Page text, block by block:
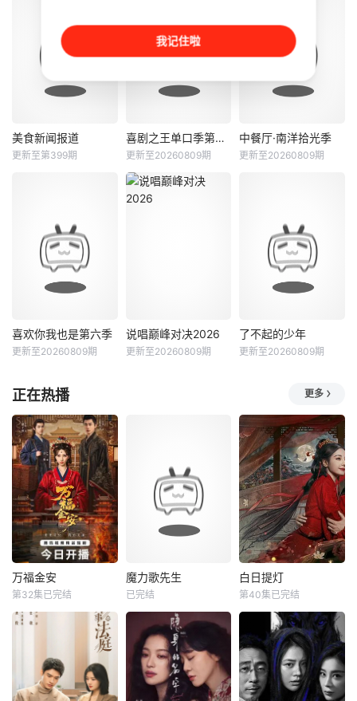
爱意直行”为核心主
题，聚焦真诚直白
的新式恋爱，告别
动小屋，见证单身
热播综艺免费在线
观看】
症，以深入淺出的
方式道出頑疾成
因、病理機制、最
方法【嘿叭电影-热
華、林秀怡、梁凱
晴化身「重症調查
搜羅線索、證物、
證人，務求
电影免费在线观
看】一季，新玩
法，厨艺展示全新
味将持续上演，每
的美味暴击了！
美食新闻报道
食，特色佳餚、貼
地料理受到識飲識
食之人的密切關
注！黃婉曼、蔡雪
瑩、倪嘉雯、黃嘉
持，緊貼最新飲食
情報與優惠，深入
羅超人氣食店
美食新闻报道
更新至第399期
喜剧之王单口季第三季
黄渤
节目将延续从小人
的生命力站上舞
台，他们不设限不
喜剧之王单口季第三季
更新至20260809期
中餐厅·南洋拾光季
P资源免费观看，
无广告，不卡顿】..
中餐厅·南洋拾光季
更新至20260809期
喜欢你我也是第六季
#2026爱桃综快乐
不重样# #2026爱
奇艺新生片单# #
喜欢你我也是# 第
六季暖心回归！恋
综IP携“恋爱旅行
季”而来，单身男女
嘉宾将在山河湖海
间旅行、深化爱
意、了解彼此，一
起期待这场旅途中
的心动与
喜欢你我也是第六季
更新至20260809期
说唱巅峰对决2026
不止比技术，更要
玩灵魂共振！最顶
的舞台+最真的故
事，让每个beat都
成为年轻态度的发
视觉盛宴】十
说唱巅峰对决2026
更新至20260809期
了不起的少年
中国首档青少年创
造力文化科普传承
创新综艺《了不起
的少年》，以“非遗
不老，文明永续”为
第一季核心主题，
下设“了不起的非
遗”“了不起的练习
生”“了不起的挑战”
三大特色板块。节
目打破传统科普边
界，将国家级非
了不起的少年
更新至20260809期
正在热播 更多
万福金安
吴曼思
皇后顾清遭害葬身
火海，魂穿为尚衣
局婢女凤卿。为护
妹妹顾婉、查找真
万福金安
第32集已完结
魔力歌先生
大张伟
来自各行各业、不
同身份年龄的魔力s
ir正式集结！进阶
舞台考核已就位，
魔力歌先生
已完结
白日提灯
陈飞宇
魏哲鸣
改编自黎青燃小说
《白日提灯》。
天赋卓然的鬼王
贺思慕，在休
白日提灯
第40集已完结
我记住啦